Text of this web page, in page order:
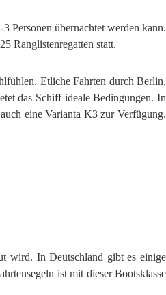
Personen übernachtet werden kann.
Ranglistenregatten statt.
Etliche Fahrten durch Berlin,
das Schiff ideale Bedingungen. In
eine Varianta K3 zur Verfügung.
wird. In Deutschland gibt es einige
ist mit dieser Bootsklasse